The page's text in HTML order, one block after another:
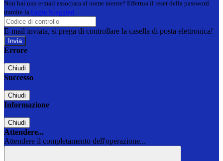
Non hai una e-mail associata al nome utente? Effettua il reset della password
tramite la Login Spaggiari
E-mail inviata, si prega di controllare la casella di posta elettronica!
Errore
Chiudi
Successo
Chiudi
Informazione
Chiudi
Attendere...
Attendere il completamento dell'operazione...